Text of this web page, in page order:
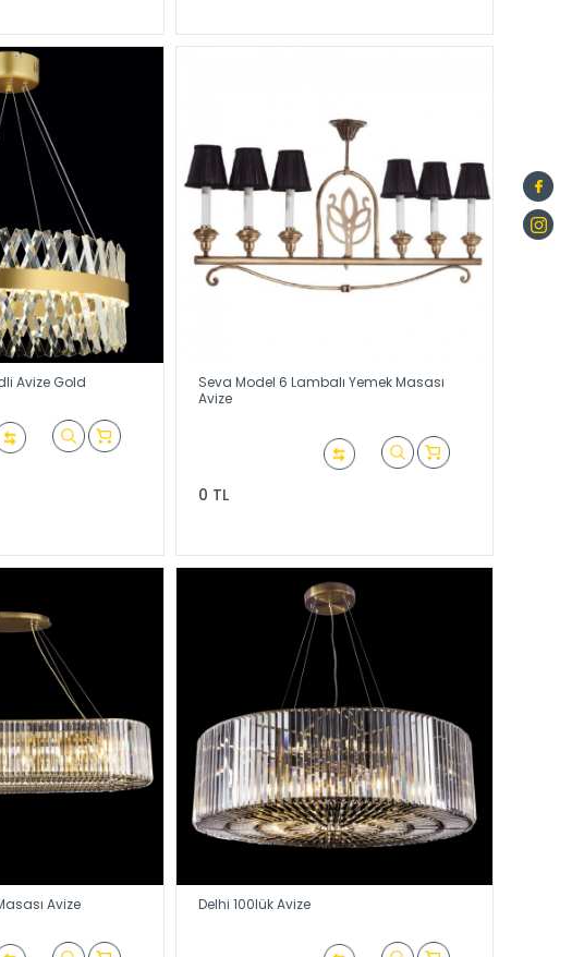
Avize Gold
Seva Model 6 Lambalı Yemek Masası
Avize
0 TL
Avize Delhi 100lük Avize